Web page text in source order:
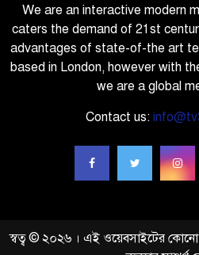
We are an interactive modern
caters the demand of 21st
advantages of state-of-the art
based in London, however with
we are a global
Contact us:
স্বত্ব © ২০২৬ । এই ওয়েবসাইটের কোনো